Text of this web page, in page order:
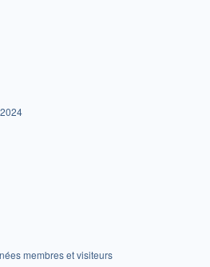
membres et visiteurs